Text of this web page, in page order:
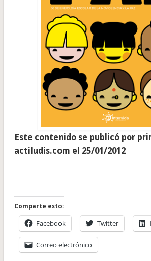
Este contenido se publicó por
actiludis.com el 25/01/2012
Comparte esto:
Facebook Twitter
Correo electrónico